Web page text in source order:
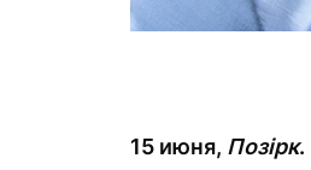
15 июня, Позірк.